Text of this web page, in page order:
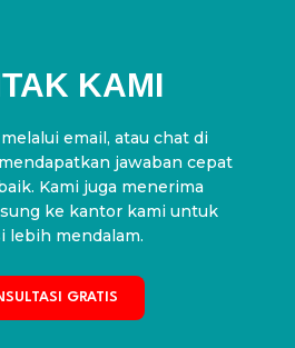
KAMI
email, atau chat di
jawaban cepat
Kami juga menerima
ke kantor kami untuk
lebih mendalam.
GRATIS